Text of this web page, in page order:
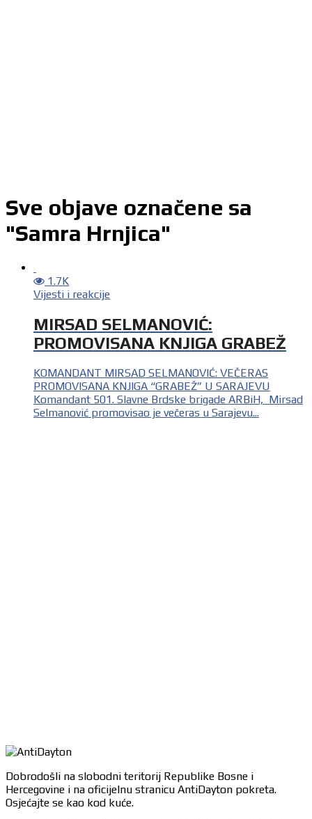
Sve objave označene sa
"Samra Hrnjica"
1.7K
Vijesti i reakcije
MIRSAD SELMANOVIĆ:
PROMOVISANA KNJIGA GRABEŽ
KOMANDANT MIRSAD SELMANOVIĆ: VEČERAS
PROMOVISANA KNJIGA “GRABEŽ” U SARAJEVU
Komandant 501. Slavne Brdske brigade ARBiH, Mirsad
Selmanović promovisao je večeras u Sarajevu...
Dobrodošli na slobodni teritorij Republike Bosne i
Hercegovine i na oficijelnu stranicu AntiDayton pokreta.
Osjećajte se kao kod kuće.